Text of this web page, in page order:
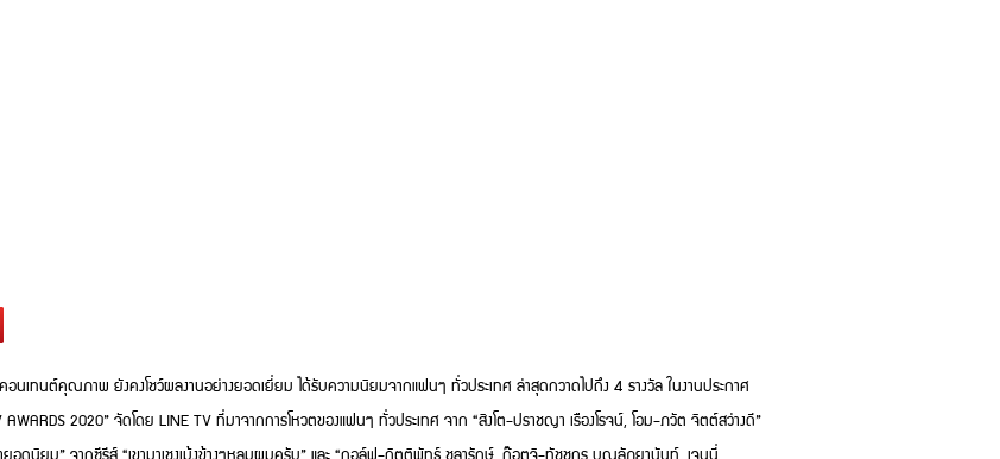
นเทนต์คุณภาพ ยังคงโชว์ผลงานอย่างยอดเยี่ยม ได้รับความนิยมจากแฟนๆ ทั่วประเทศ ล่าสุดกวาดไปถึง 4 รางวัล ในงานประกาศ
2020” จัดโดย LINE TV ที่มาจากการโหวตของแฟนๆ ทั่วประเทศ จาก “สิงโต-ปราชญา เรืองโรจน์, โอม-ภวัต จิตต์สว่างดี”